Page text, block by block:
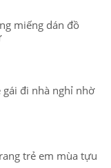
miếng dán đồ
đi nhà nghỉ nhờ
trẻ em mùa tựu